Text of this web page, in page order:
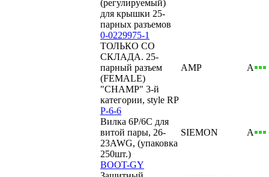
(регулируемый)
для крышки 25-
парных разъемов
0-0229975-1
ТОЛЬКО СО
СКЛАДА. 25-
парный разъем
(FEMALE)
"CHAMP" 3-й
категории, style RP
AMP А
P-6-6
Вилка 6Р/6С для
витой пары, 26-
23AWG, (упаковка
250шт.)
SIEMON А
BOOT-GY